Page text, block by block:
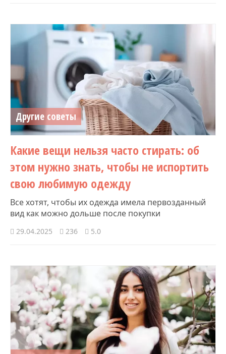
Другие советы
Какие вещи нельзя часто стирать: об
этом нужно знать, чтобы не испортить
свою любимую одежду
Все хотят, чтобы их одежда имела первозданный
вид как можно дольше после покупки
29.04.2025 236 5.0